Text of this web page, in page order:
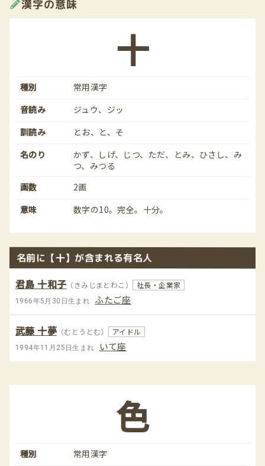
漢字の意味
十
種別
常用漢字
音読み
ジュウ、ジッ
訓読み
とお、と、そ
名のり
かず、しげ、じつ、ただ、とみ、ひさし、み
つ、みつる
画数
2画
意味
数字の10。完全。十分。
名前に【十】が含まれる有名人
君島 十和子（きみじまとわこ） 社長・企業家
1966年5月30日生まれ ふたご座
武藤 十夢 （むとうとむ） アイドル
1994年11月25日生まれ いて座
色
種別
常用漢字